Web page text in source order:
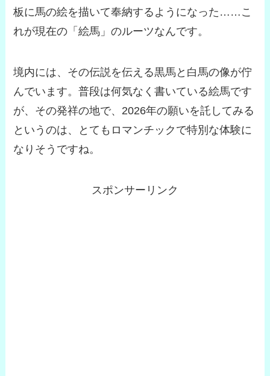
板に馬の絵を描いて奉納するようになった……こ
れが現在の「絵馬」のルーツなんです。
境内には、その伝説を伝える黒馬と白馬の像が佇
んでいます。普段は何気なく書いている絵馬です
が、その発祥の地で、2026年の願いを託してみる
というのは、とてもロマンチックで特別な体験に
なりそうですね。
スポンサーリンク